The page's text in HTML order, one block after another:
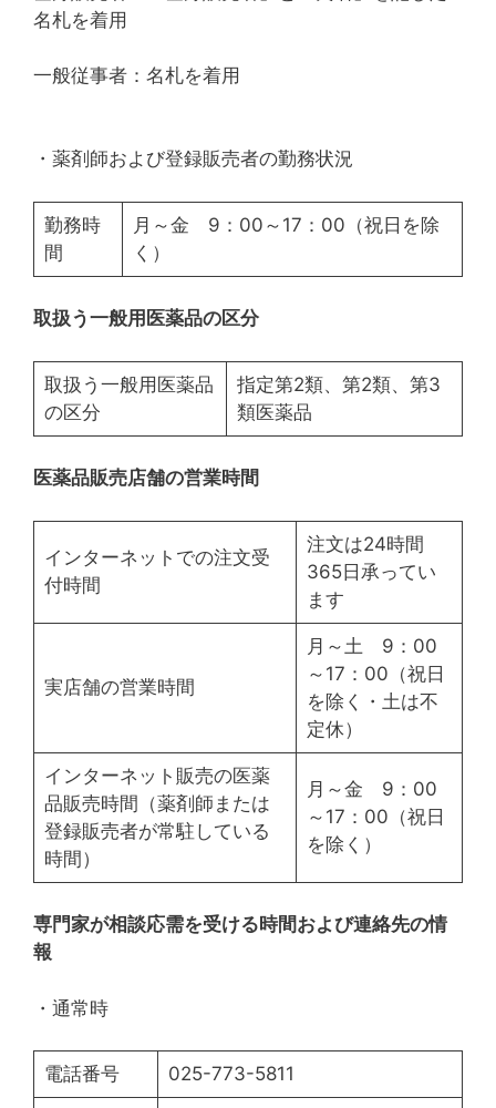
名札を着用
一般従事者：名札を着用
・薬剤師および登録販売者の勤務状況
勤務時
間
月～金 9：00～17：00（祝日を除
く）
取扱う一般用医薬品の区分
取扱う一般用医薬品
の区分
指定第2類、第2類、第3
類医薬品
医薬品販売店舗の営業時間
インターネットでの注文受
付時間
注文は24時間
365日承ってい
ます
実店舗の営業時間
月～土 9：00
～17：00（祝日
を除く・土は不
定休）
インターネット販売の医薬
品販売時間（薬剤師または
登録販売者が常駐している
時間）
月～金 9：00
～17：00（祝日
を除く）
専門家が相談応需を受ける時間および連絡先の情
報
・通常時
電話番号 025-773-5811